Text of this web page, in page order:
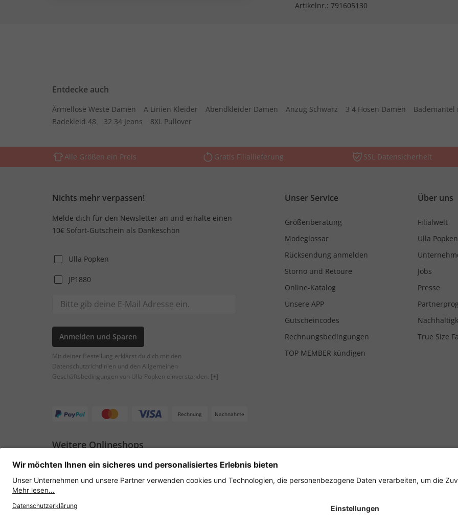
Artikelnr.: 791605130
Entdecke auch
Ärmellose Weste Damen A Linien Kleider Abendkleider Damen Anzug Schwarz 3 4 Hosen Damen
Bademantel
Badekleid 48
32 34 Jeans 8XL Pullover
Alle Größen ein Preis Gratis Filiallieferung SSL Datensicherheit
Nichts mehr verpassen!
Melde dich für den Newsletter an und erhalte einen
10€ Sofort-Gutschein als Dankeschön
Ulla Popken
JP1880
Anmelden und Sparen
Mit deiner Bestellung erklärst du dich mit den
Datenschutzrichtlinien und den Allgemeinen
Geschäftsbedingungen von Ulla Popken einverstanden. [+]
Unser Service
Größenberatung
Modeglossar
Rücksendung anmelden
Storno und Retoure
Online-Katalog
Unsere APP
Gutscheincodes
Rechnungsbedingungen
TOP MEMBER kündigen
Über uns
Filialwelt
Ulla
Jobs
Presse
True Size
Rechnung Nachnahme
Weitere Onlineshops
Österreich